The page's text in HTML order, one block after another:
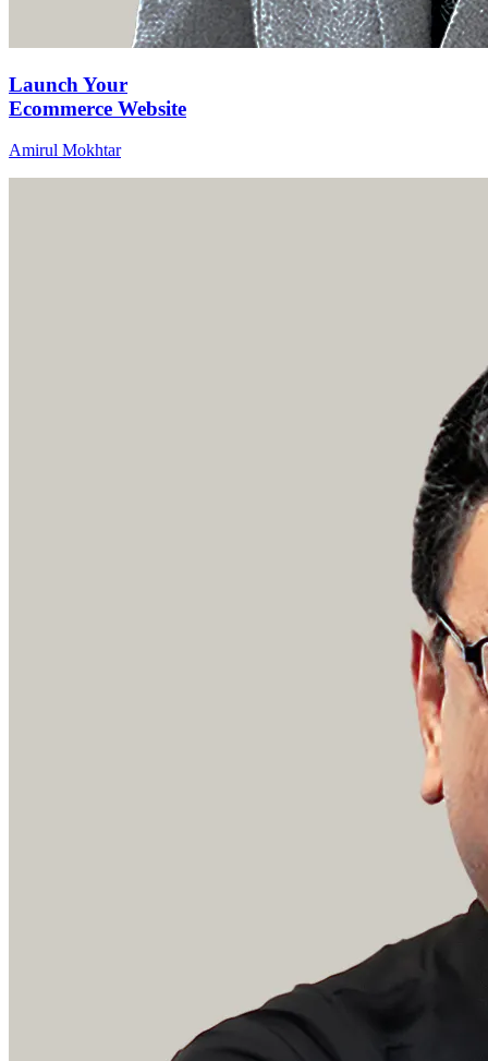
Launch Your
Ecommerce Website
Amirul Mokhtar